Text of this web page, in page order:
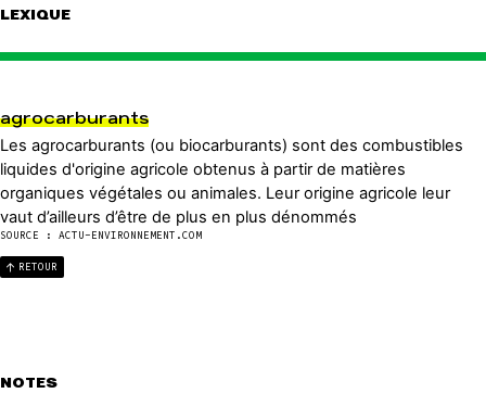
LEXIQUE
agrocarburants
Les agrocarburants (ou biocarburants) sont des combustibles
liquides d'origine agricole obtenus à partir de matières
organiques végétales ou animales. Leur origine agricole leur
vaut d’ailleurs d’être de plus en plus dénommés
SOURCE : ACTU-ENVIRONNEMENT.COM
RETOUR
NOTES